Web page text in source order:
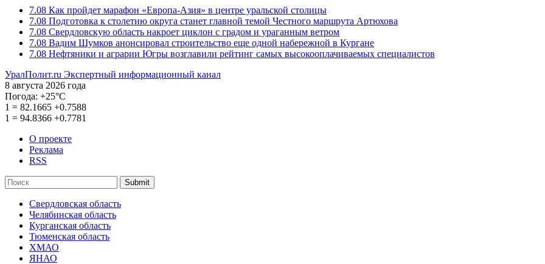
7.08 Как пройдет марафон «Европа-Азия» в центре уральской столицы
7.08 Подготовка к столетию округа станет главной темой Честного маршрута Артюхова
7.08 Свердловскую область накроет циклон с градом и ураганным ветром
7.08 Вадим Шумков анонсировал строительство еще одной набережной в Кургане
7.08 Нефтяники и аграрии Югры возглавили рейтинг самых высокооплачиваемых специалистов
УралПолит.ru Экспертный информационный канал
8 августа 2026 года
Погода: +25°С
1 = 82.1665 +0.7588
1 = 94.8366 +0.7781
О проекте
Реклама
RSS
Submit
Свердловская область
Челябинская область
Курганская область
Тюменская область
ХМАО
ЯНАО